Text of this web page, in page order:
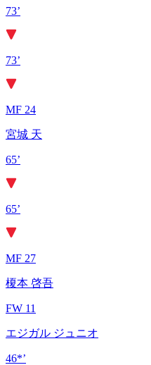
73’
73’
MF 24
宮城 天
65’
65’
MF 27
榎本 啓吾
FW 11
エジガル ジュニオ
46*’